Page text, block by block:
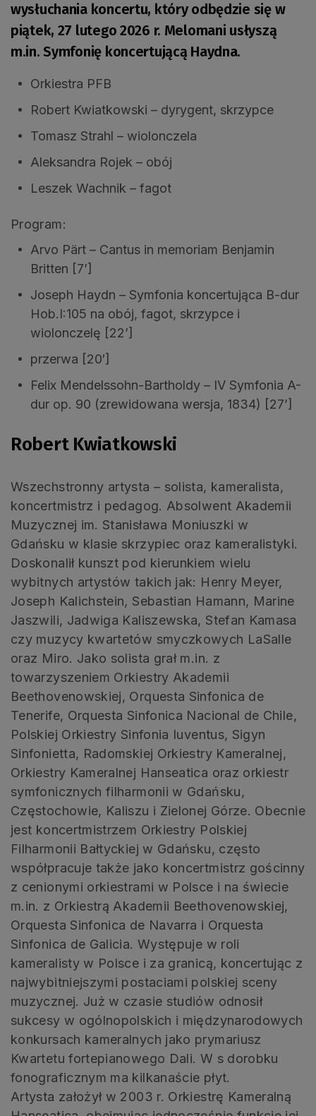
wysłuchania koncertu, który odbędzie się w
piątek, 27 lutego 2026 r. Melomani usłyszą
m.in. Symfonię koncertującą Haydna.
Orkiestra PFB
Robert Kwiatkowski – dyrygent, skrzypce
Tomasz Strahl – wiolonczela
Aleksandra Rojek – obój
Leszek Wachnik – fagot
Program:
Arvo Pärt – Cantus in memoriam Benjamin
Britten [7’]
Joseph Haydn – Symfonia koncertująca B-dur
Hob.I:105 na obój, fagot, skrzypce i
wiolonczelę [22’]
przerwa [20′]
Felix Mendelssohn-Bartholdy – IV Symfonia A-
dur op. 90 (zrewidowana wersja, 1834) [27’]
Robert Kwiatkowski
Wszechstronny artysta – solista, kameralista,
koncertmistrz i pedagog. Absolwent Akademii
Muzycznej im. Stanisława Moniuszki w
Gdańsku w klasie skrzypiec oraz kameralistyki.
Doskonalił kunszt pod kierunkiem wielu
wybitnych artystów takich jak: Henry Meyer,
Joseph Kalichstein, Sebastian Hamann, Marine
Jaszwili, Jadwiga Kaliszewska, Stefan Kamasa
czy muzycy kwartetów smyczkowych LaSalle
oraz Miro. Jako solista grał m.in. z
towarzyszeniem Orkiestry Akademii
Beethovenowskiej, Orquesta Sinfonica de
Tenerife, Orquesta Sinfonica Nacional de Chile,
Polskiej Orkiestry Sinfonia Iuventus, Sigyn
Sinfonietta, Radomskiej Orkiestry Kameralnej,
Orkiestry Kameralnej Hanseatica oraz orkiestr
symfonicznych filharmonii w Gdańsku,
Częstochowie, Kaliszu i Zielonej Górze. Obecnie
jest koncertmistrzem Orkiestry Polskiej
Filharmonii Bałtyckiej w Gdańsku, często
współpracuje także jako koncertmistrz gościnny
z cenionymi orkiestrami w Polsce i na świecie
m.in. z Orkiestrą Akademii Beethovenowskiej,
Orquesta Sinfonica de Navarra i Orquesta
Sinfonica de Galicia. Występuje w roli
kameralisty w Polsce i za granicą, koncertując z
najwybitniejszymi postaciami polskiej sceny
muzycznej. Już w czasie studiów odnosił
sukcesy w ogólnopolskich i międzynarodowych
konkursach kameralnych jako prymariusz
Kwartetu fortepianowego Dali. W s dorobku
fonograficznym ma kilkanaście płyt.
Artysta założył w 2003 r. Orkiestrę Kameralną